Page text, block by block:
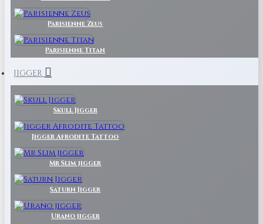
Parisienne Zeus
Parisienne Titan
JIGGER
Skull Jigger
Jigger Afrodite Tattoo
Mr Slim jigger
Saturn Jigger
Urano jigger